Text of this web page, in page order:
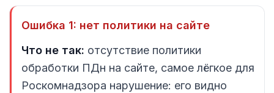
Ошибка 1: нет политики на сайте
Что не так: отсутствие политики
обработки ПДн на сайте, самое лёгкое для
Роскомнадзора нарушение: его видно